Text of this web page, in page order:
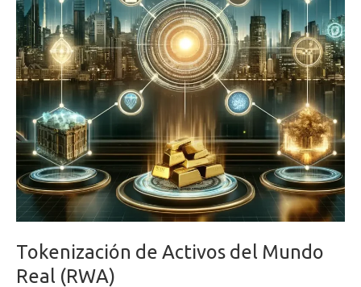
Tokenización de Activos del Mundo
Real (RWA)
(RWA)